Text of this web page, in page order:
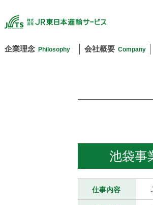
企業理念 Philosophy 会社概要 Company
池袋事
仕事内容